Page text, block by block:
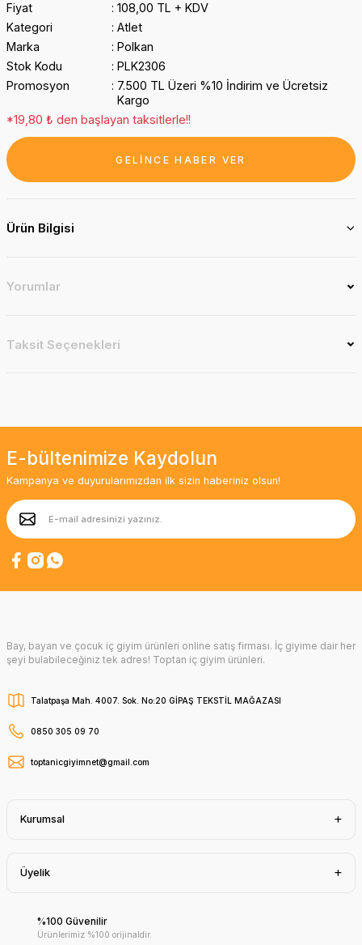
Fiyat
108,00 TL + KDV
Kategori
Atlet
Marka
Polkan
Stok Kodu
PLK2306
Promosyon
7.500 TL Üzeri %10 İndirim ve Ücretsiz
Kargo
*19,80 ₺ den başlayan taksitlerle!!
GELİNCE HABER VER
Ürün Bilgisi
Yorumlar
Taksit Seçenekleri
E-bültenimize Kaydolun
Kampanya ve duyurularımızdan ilk sizin haberiniz olsun!
Bay, bayan ve çocuk iç giyim ürünleri online satış firması. İç giyime dair her
şeyi bulabileceğiniz tek adres! Toptan iç giyim ürünleri.
Talatpaşa Mah. 4007. Sok. No:20 GİPAŞ TEKSTİL MAĞAZASI
0850 305 09 70
toptanicgiyimnet@gmail.com
Kurumsal
Üyelik
%100 Güvenilir
Ürünlerimiz %100 orijinaldir.